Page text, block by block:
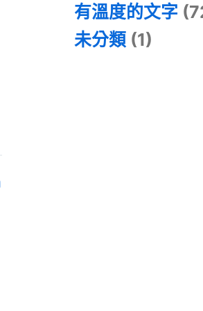
有溫度的文字
未分類 (1)